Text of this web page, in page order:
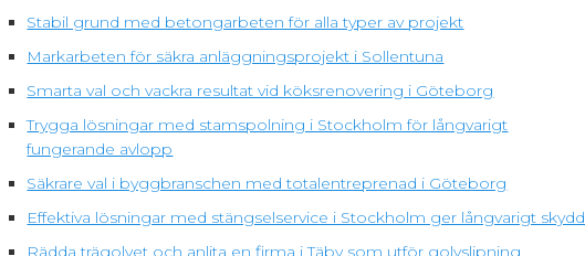
Stabil grund med betongarbeten för alla typer av projekt
Markarbeten för säkra anläggningsprojekt i Sollentuna
Smarta val och vackra resultat vid köksrenovering i Göteborg
Trygga lösningar med stamspolning i Stockholm för långvarigt
fungerande avlopp
Säkrare val i byggbranschen med totalentreprenad i Göteborg
Effektiva lösningar med stängselservice i Stockholm ger långvarigt skydd
Rädda trägolvet och anlita en firma i Täby som utför golvslipning